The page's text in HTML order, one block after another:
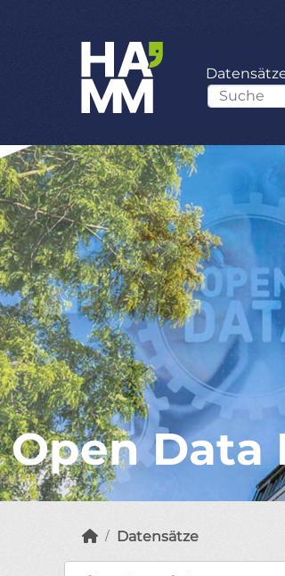
Open Data
Datensätze